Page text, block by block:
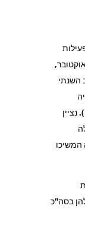
השנתי
שלילית, לראשונה מאז 2016 (תרשים 14). נציין
בסה"כ